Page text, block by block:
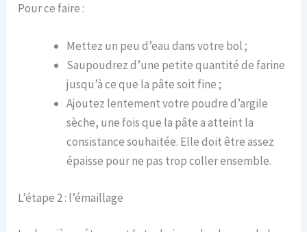
Pour ce faire :
Mettez un peu d’eau dans votre bol ;
Saupoudrez d’une petite quantité de farine
jusqu’à ce que la pâte soit fine ;
Ajoutez lentement votre poudre d’argile
sèche, une fois que la pâte a atteint la
consistance souhaitée. Elle doit être assez
épaisse pour ne pas trop coller ensemble.
L’étape 2 : l’émaillage